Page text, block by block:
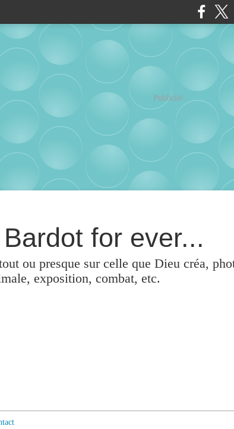
Publicité
for ever...
ou presque sur celle que Dieu créa,
exposition, combat, etc.